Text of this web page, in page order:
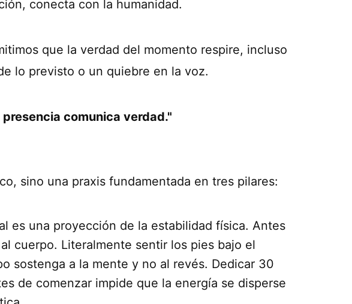
conecta con la humanidad.
que la verdad del momento respire, incluso
lo previsto o un quiebre en la voz.
comunica verdad."
sino una praxis fundamentada en tres pilares:
es una proyección de la estabilidad física. Antes
cuerpo. Literalmente sentir los pies bajo el
sostenga a la mente y no al revés. Dedicar 30
de comenzar impide que la energía se disperse